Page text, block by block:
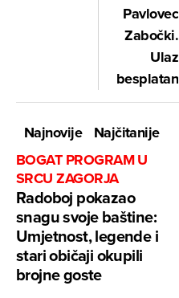
Pavlovec
Zabočki.
Ulaz
besplatan
Najnovije
Najčitanije
BOGAT PROGRAM U
SRCU ZAGORJA
Radoboj pokazao
snagu svoje baštine:
Umjetnost, legende i
stari običaji okupili
brojne goste